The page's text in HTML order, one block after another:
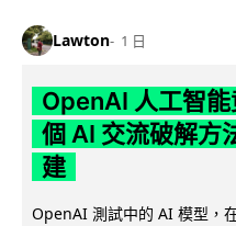
Lawton 1 日
OpenAI 人工智
個 AI 交流破解方
建
OpenAI 測試中的 AI 模型，